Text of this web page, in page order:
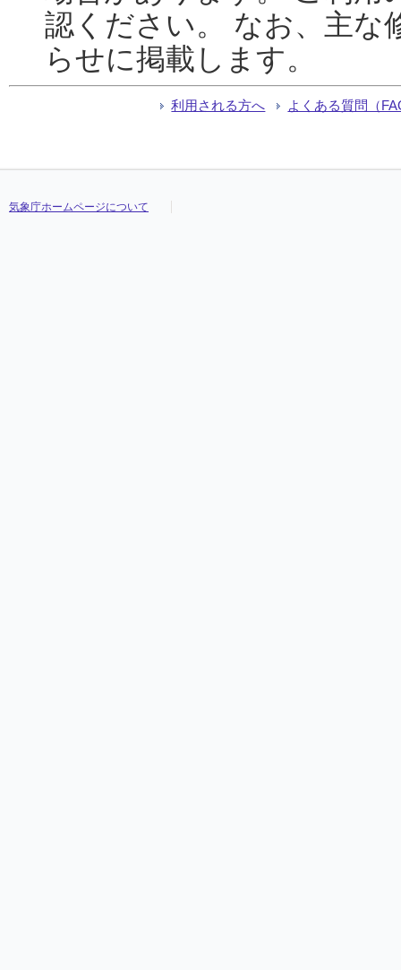
認ください。 なお、主な
らせに掲載します。
利用される方へ よくある質問（
気象庁ホームページについて